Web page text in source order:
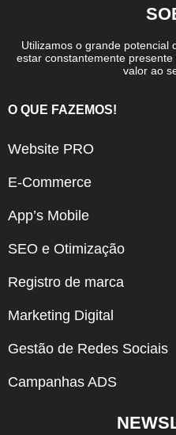
Utilizamos o grande potencial
estar constantemente
valor ao
O QUE FAZEMOS!
Website PRO
E-Commerce
App’s Mobile
SEO e Otimização
Registro de marca
Marketing Digital
Gestão de Redes Sociais
Campanhas ADS